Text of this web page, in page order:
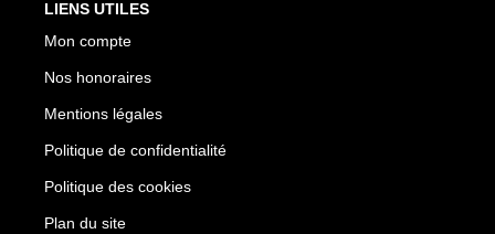
LIENS UTILES
Mon compte
Nos honoraires
Mentions légales
Politique de confidentialité
Politique des cookies
Plan du site